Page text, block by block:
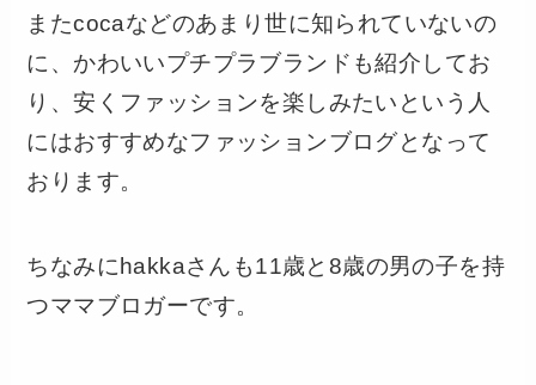
またcocaなどのあまり世に知られていないの
に、かわいいプチプラブランドも紹介してお
り、安くファッションを楽しみたいという人
にはおすすめなファッションブログとなって
おります。
ちなみにhakkaさんも11歳と8歳の男の子を持
つママブロガーです。